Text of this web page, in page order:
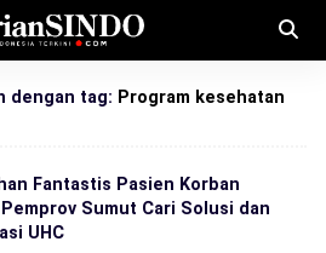
dengan tag: Program kesehatan
Fantastis Pasien Korban
Sumut Cari Solusi dan
UHC